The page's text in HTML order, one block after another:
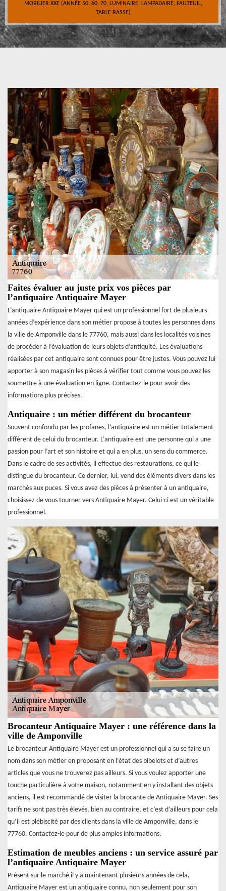
MOBILIER XXE (ANNÉE 50, 60, 70, LUMINAIRE, LAMPADAIRE, FAUTEUIL,
TABLE BASSE)
Faites évaluer au juste prix vos pièces par
l’antiquaire Antiquaire Mayer
L’antiquaire Antiquaire Mayer qui est un professionnel fort de plusieurs
années d’expérience dans son métier propose à toutes les personnes dans
la ville de Amponville dans le 77760, mais aussi dans les localités voisines
de procéder à l’évaluation de leurs objets d’antiquité. Les évaluations
réalisées par cet antiquaire sont connues pour être justes. Vous pouvez lui
apporter à son magasin les pièces à vérifier tout comme vous pouvez les
soumettre à une évaluation en ligne. Contactez-le pour avoir des
informations plus précises.
Antiquaire : un métier différent du brocanteur
Souvent confondu par les profanes, l’antiquaire est un métier totalement
différent de celui du brocanteur. L’antiquaire est une personne qui a une
passion pour l’art et son histoire et qui a en plus, un sens du commerce.
Dans le cadre de ses activités, il effectue des restaurations, ce qui le
distingue du brocanteur. Ce dernier, lui, vend des éléments divers dans les
marchés aux puces. Si vous avez des pièces à présenter à un antiquaire,
choisissez de vous tourner vers Antiquaire Mayer. Celui-ci est un véritable
professionnel.
Brocanteur Antiquaire Mayer : une référence dans la
ville de Amponville
Le brocanteur Antiquaire Mayer est un professionnel qui a su se faire un
nom dans son métier en proposant en l’état des bibelots et d’autres
articles que vous ne trouverez pas ailleurs. Si vous voulez apporter une
touche particulière à votre maison, notamment en y installant des objets
anciens, il est recommandé de visiter la brocante de Antiquaire Mayer. Ses
tarifs ne sont pas très élevés, bien au contraire, et c’est d’ailleurs pour cela
qu’il est plébiscité par des clients dans la ville de Amponville, dans le
77760. Contactez-le pour de plus amples informations.
Estimation de meubles anciens : un service assuré par
l’antiquaire Antiquaire Mayer
Présent sur le marché il y a maintenant plusieurs années de cela,
Antiquaire Mayer est un antiquaire connu, non seulement pour son